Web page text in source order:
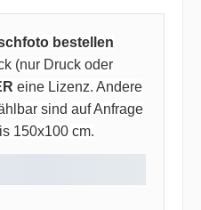
bestellen
(nur Druck oder
eine Lizenz. Andere
sind auf Anfrage
150x100 cm.